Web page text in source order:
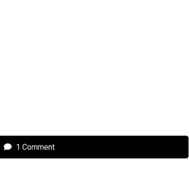
1 Comment